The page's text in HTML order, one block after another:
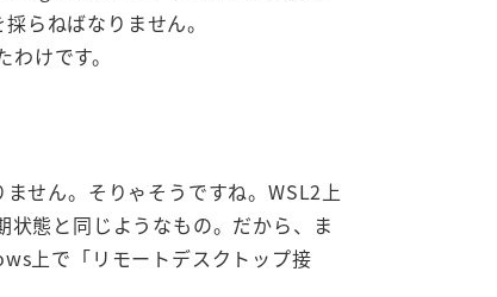
らねばなりません。
けです。
せん。そりゃそうですね。WSL2上
態と同じようなもの。だから、ま
上で「リモートデスクトップ接